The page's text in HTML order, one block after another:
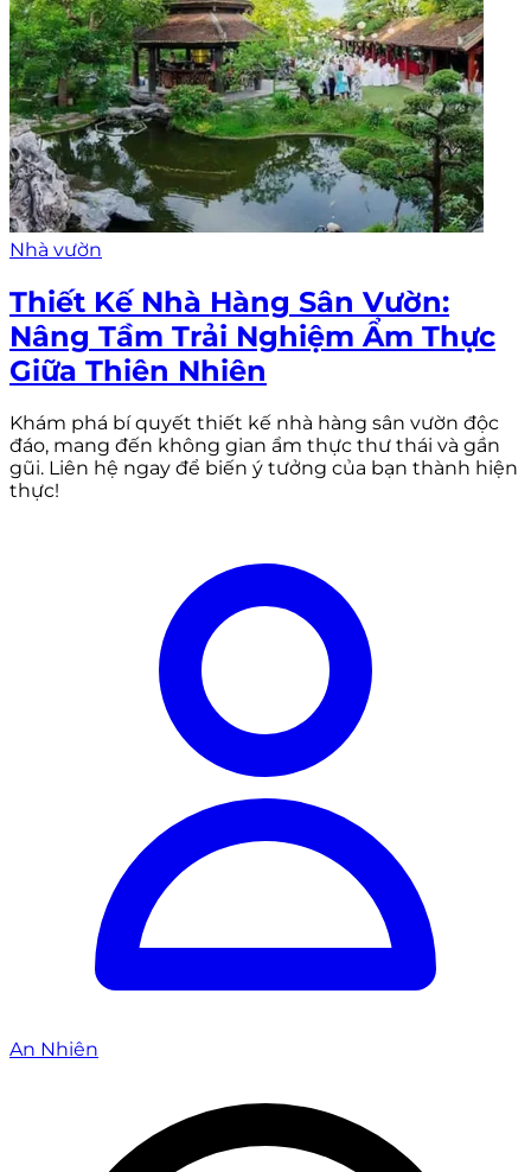
Nhà vườn
Thiết Kế Nhà Hàng Sân Vườn:
Nâng Tầm Trải Nghiệm Ẩm Thực
Giữa Thiên Nhiên
Khám phá bí quyết thiết kế nhà hàng sân vườn độc
đáo, mang đến không gian ẩm thực thư thái và gần
gũi. Liên hệ ngay để biến ý tưởng của bạn thành hiện
thực!
An Nhiên